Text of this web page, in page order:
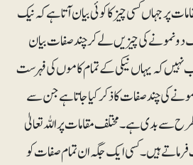
پرجہاں کسی چیز کا کوئی بیان آتا ہے کہ نیک
دو نمونے کی چیزیں لے کر چند صفات بیان
کہ یہاں نیکی کے تمام کاموں کی فہرست
کی چند صفات کا ذکر کیا جاتا ہے جن سے
سے بدی ہے۔ مختلف مقامات پر اللہ تعالیٰ
ہیں۔ کسی ایک جگہ ان تمام صفات کو